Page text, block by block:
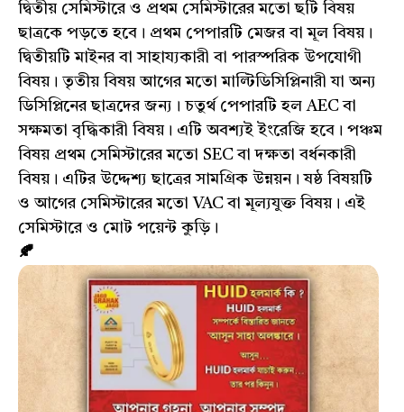
দ্বিতীয় সেমিস্টারে ও প্রথম সেমিস্টারের মতো ছটি বিষয়
ছাত্রকে পড়তে হবে। প্রথম পেপারটি মেজর বা মূল বিষয়।
দ্বিতীয়টি মাইনর বা সাহায্যকারী বা পারস্পরিক উপযোগী
বিষয়। তৃতীয় বিষয় আগের মতো মাল্টিডিসিপ্লিনারী যা অন্য
ডিসিপ্লিনের ছাত্রদের জন্য। চতুর্থ পেপারটি হল AEC বা
সক্ষমতা বৃদ্ধিকারী বিষয়। এটি অবশ্যই ইংরেজি হবে। পঞ্চম
বিষয় প্রথম সেমিস্টারের মতো SEC বা দক্ষতা বর্ধনকারী
বিষয়। এটির উদ্দেশ্য ছাত্রের সামগ্রিক উন্নয়ন। ষষ্ঠ বিষয়টি
ও আগের সেমিস্টারের মতো VAC বা মূল্যযুক্ত বিষয়। এই
সেমিস্টারে ও মোট পয়েন্ট কুড়ি।
🍂